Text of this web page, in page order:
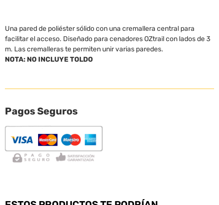
Una pared de poliéster sólido con una cremallera central para
facilitar el acceso. Diseñado para cenadores OZtrail con lados de 3
m. Las cremalleras te permiten unir varias paredes.
NOTA: NO INCLUYE TOLDO
Pagos Seguros